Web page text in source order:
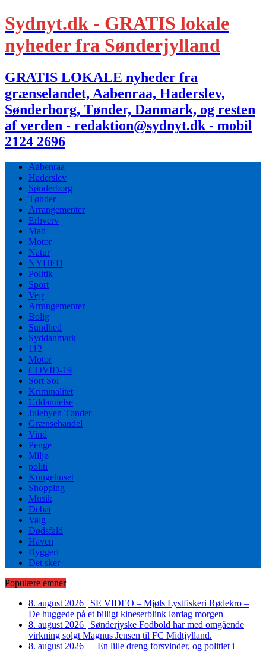
Sydnyt.dk - GRATIS lokale
nyheder fra Sønderjylland
GRATIS LOKALE nyheder fra
grænselandet, Aabenraa, Haderslev,
Sønderborg, Tønder, Danmark, og resten
af verden - redaktion@sydnyt.dk - mobil
2124 2696
Aabenraa
Haderslev
Sønderborg
Tønder
Arrangementer
Erhverv
Mad
Motor
Natur
NYHED
Politik
Sport
Vejr
Arrangementer
Bolig
Sundhed
Syddanmark
112
Motor
COVID-19
Sort Sol
Kriminalitet
Uddannelse
Julebyen Tønder
Grænsehandel
Vind
Penge
Miljø
politi
Kongehuset
Shopping
Musik
Debat
Valg
Dødsfald
Haven
Byggeri
Det sker
Populære emner
8. august 2026 | SE VIDEO – Mjøls Lystfiskeri Rødekro –
De huggede på et billigt kineserblink lørdag morgen
8. august 2026 | Sønderjyske Fodbold har med omgående
virkning solgt Magnus Jensen til FC Midtjylland.
8. august 2026 | – En lille dreng forsvinder, og politiet i